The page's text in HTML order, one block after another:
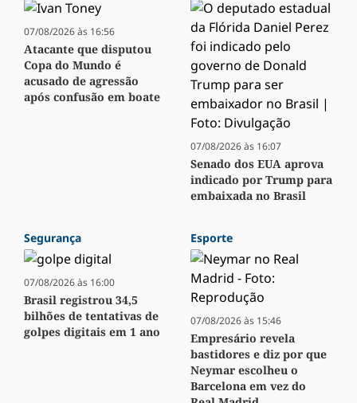
07/08/2026 às 16:56
Atacante que disputou
Copa do Mundo é
acusado de agressão
após confusão em boate
07/08/2026 às 16:07
Senado dos EUA aprova
indicado por Trump para
embaixada no Brasil
Segurança
07/08/2026 às 16:00
Brasil registrou 34,5
bilhões de tentativas de
golpes digitais em 1 ano
Esporte
07/08/2026 às 15:46
Empresário revela
bastidores e diz por que
Neymar escolheu o
Barcelona em vez do